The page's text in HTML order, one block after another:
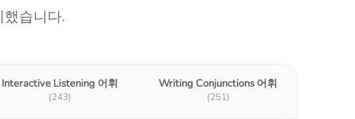
습니다.
Interactive Listening 어휘
(243)
Writing Conjunctions 어휘
(251)